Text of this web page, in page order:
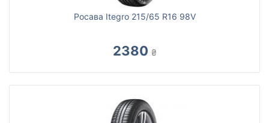
Росава Itegro 215/65 R16 98V
2380 ₴